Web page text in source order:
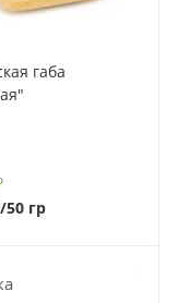
габа
/50 гр